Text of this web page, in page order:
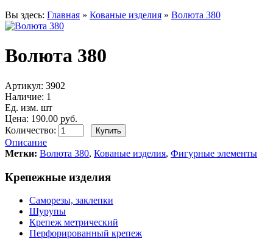
Вы здесь: Главная » Кованые изделия » Волюта 380
Волюта 380
Артикул: 3902
Наличие: 1
Ед. изм. шт
Цена: 190.00 руб.
Количество:
Описание
Метки: Волюта 380, Кованые изделия, Фигурные элементы
Крепежные изделия
Саморезы, заклепки
Шурупы
Крепеж метрический
Перфорированный крепеж